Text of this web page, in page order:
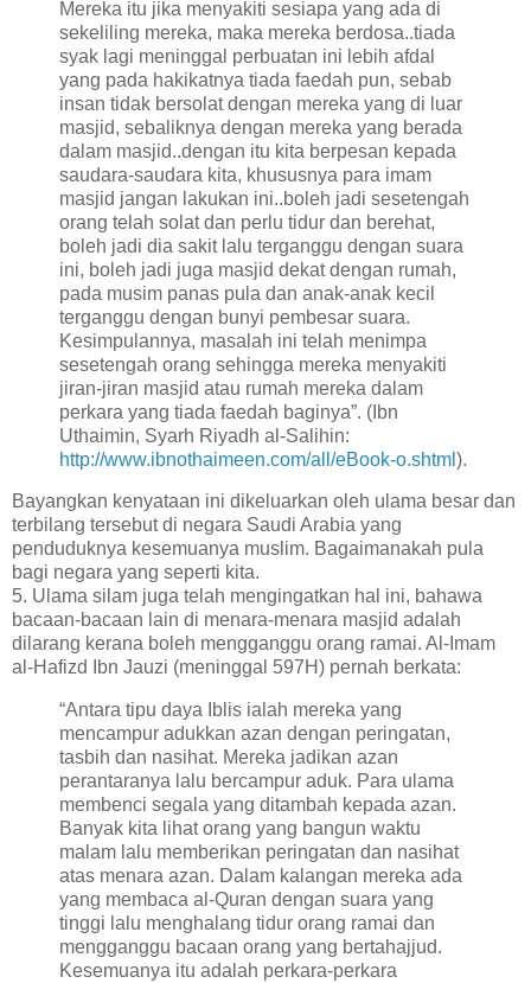
Mereka itu jika menyakiti sesiapa yang ada di
sekeliling mereka, maka mereka berdosa..tiada
syak lagi meninggal perbuatan ini lebih afdal
yang pada hakikatnya tiada faedah pun, sebab
insan tidak bersolat dengan mereka yang di luar
masjid, sebaliknya dengan mereka yang berada
dalam masjid..dengan itu kita berpesan kepada
saudara-saudara kita, khususnya para imam
masjid jangan lakukan ini..boleh jadi sesetengah
orang telah solat dan perlu tidur dan berehat,
boleh jadi dia sakit lalu terganggu dengan suara
ini, boleh jadi juga masjid dekat dengan rumah,
pada musim panas pula dan anak-anak kecil
terganggu dengan bunyi pembesar suara.
Kesimpulannya, masalah ini telah menimpa
sesetengah orang sehingga mereka menyakiti
jiran-jiran masjid atau rumah mereka dalam
perkara yang tiada faedah baginya”. (Ibn
Uthaimin, Syarh Riyadh al-Salihin:
http://www.ibnothaimeen.com/all/eBook-o.shtml ).
Bayangkan kenyataan ini dikeluarkan oleh ulama besar dan
terbilang tersebut di negara Saudi Arabia yang
penduduknya kesemuanya muslim. Bagaimanakah pula
bagi negara yang seperti kita.
5. Ulama silam juga telah mengingatkan hal ini, bahawa
bacaan-bacaan lain di menara-menara masjid adalah
dilarang kerana boleh mengganggu orang ramai. Al-Imam
al-Hafizd Ibn Jauzi (meninggal 597H) pernah berkata:
“Antara tipu daya Iblis ialah mereka yang
mencampur adukkan azan dengan peringatan,
tasbih dan nasihat. Mereka jadikan azan
perantaranya lalu bercampur aduk. Para ulama
membenci segala yang ditambah kepada azan.
Banyak kita lihat orang yang bangun waktu
malam lalu memberikan peringatan dan nasihat
atas menara azan. Dalam kalangan mereka ada
yang membaca al-Quran dengan suara yang
tinggi lalu menghalang tidur orang ramai dan
mengganggu bacaan orang yang bertahajjud.
Kesemuanya itu adalah perkara-perkara